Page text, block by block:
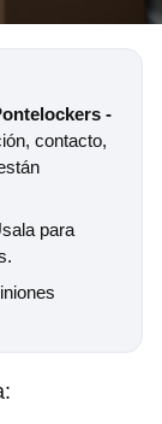
-
contacto,
para